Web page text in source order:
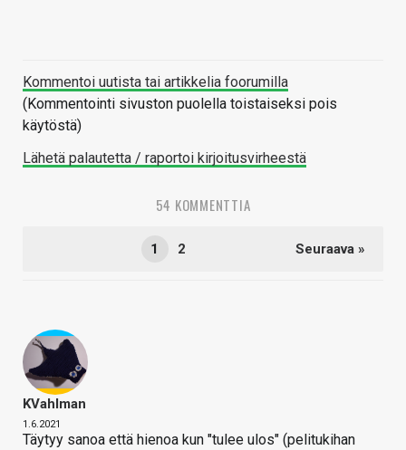
Kommentoi uutista tai artikkelia foorumilla
(Kommentointi sivuston puolella toistaiseksi pois
käytöstä)
Lähetä palautetta / raportoi kirjoitusvirheestä
54 KOMMENTTIA
1 2 Seuraava »
KVahlman
1.6.2021
Täytyy sanoa että hienoa kun "tulee ulos" (pelitukihan